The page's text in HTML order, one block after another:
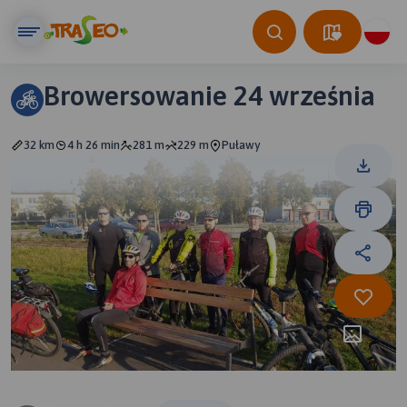
Browersowanie 24 września
32 km 4 h 26 min 281 m 229 m Puławy